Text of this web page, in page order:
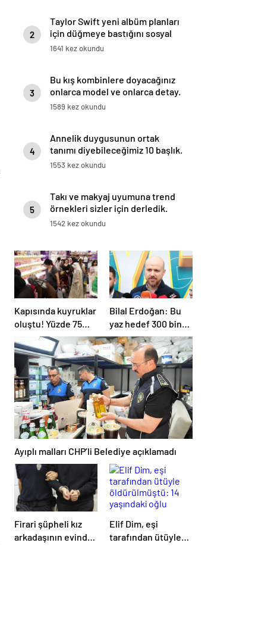
2
Taylor Swift yeni albüm planları
için düğmeye bastığını sosyal
medyadan duyurdu!
1641 kez okundu
3
Bu kış kombinlere doyacağınız
onlarca model ve onlarca detay.
1589 kez okundu
4
Annelik duygusunun ortak
tanımı diyebileceğimiz 10 başlık.
1553 kez okundu
5
Takı ve makyaj uyumuna trend
örnekleri sizler için derledik.
1542 kez okundu
Kapısında kuyruklar
oluştu! Yüzde 75
indirim yapıldı, tüm
ürünler kapış kapış
gitti
Bilal Erdoğan: Bu
yaz hedef 300 bin
ortaokul
öğrencisini yaz
okullarında
ağırlamak
Ayıplı malları CHP’li Belediye açıklamadı
Firari şüpheli kız
arkadaşının evinde
Elif Dim, eşi
tarafından ütüyle